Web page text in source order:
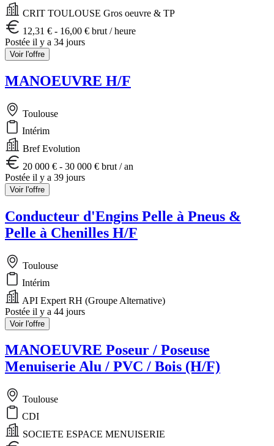
CRIT TOULOUSE Gros oeuvre & TP
12,31 € - 16,00 € brut / heure
Postée il y a 34 jours
Voir l'offre
MANOEUVRE H/F
Toulouse
Intérim
Bref Evolution
20 000 € - 30 000 € brut / an
Postée il y a 39 jours
Voir l'offre
Conducteur d'Engins Pelle à Pneus &
Pelle à Chenilles H/F
Toulouse
Intérim
API Expert RH (Groupe Alternative)
Postée il y a 44 jours
Voir l'offre
MANOEUVRE Poseur / Poseuse
Menuiserie Alu / PVC / Bois (H/F)
Toulouse
CDI
SOCIETE ESPACE MENUISERIE